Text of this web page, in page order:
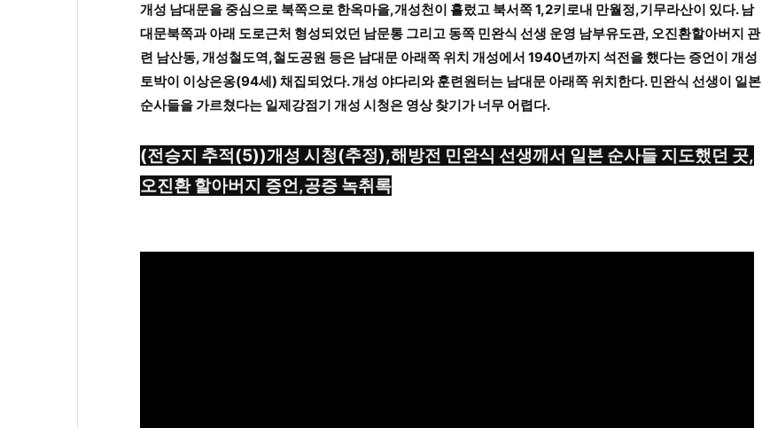
개성 남대문을 중심으로 북쪽으로 한옥마을,개성천이 흘렀고 북서쪽 1,2키로내 만월정,기무라산이 있다. 남
대문북쪽과 아래 도로근처 형성되었던 남문통 그리고 동쪽 민완식 선생 운영 남부유도관, 오진환할아버지 관
련 남산동, 개성철도역,철도공원 등은 남대문 아래쪽 위치 개성에서 1940년까지 석전을 했다는 증언이 개성
토박이 이상은옹(94세) 채집되었다. 개성 야다리와 훈련원터는 남대문 아래쪽 위치한다. 민완식 선생이 일본
순사들을 가르쳤다는 일제강점기 개성 시청은 영상 찾기가 너무 어렵다.
(전승지 추적(5))개성 시청(추정),해방전 민완식 선생깨서 일본 순사들 지도했던 곳,
오진환 할아버지 증언,공증 녹취록